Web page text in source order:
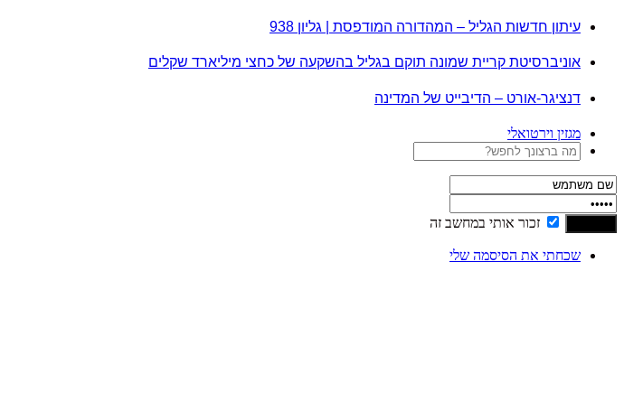
עיתון חדשות הגליל – המהדורה המודפסת | גליון 938
אוניברסיטת קריית שמונה תוקם בגליל בהשקעה של כחצי מיליארד שקלים
דנציגר-אורט – הדיבייט של המדינה
מגזין וירטואלי
זכור אותי במחשב זה
שכחתי את הסיסמה שלי